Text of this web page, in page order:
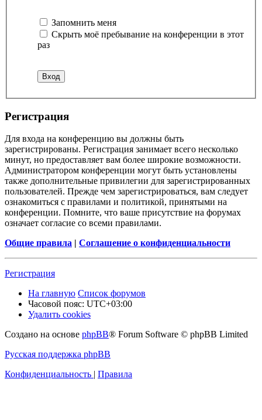
Запомнить меня
Скрыть моё пребывание на конференции в этот
раз
Регистрация
Для входа на конференцию вы должны быть
зарегистрированы. Регистрация занимает всего несколько
минут, но предоставляет вам более широкие возможности.
Администратором конференции могут быть установлены
также дополнительные привилегии для зарегистрированных
пользователей. Прежде чем зарегистрироваться, вам следует
ознакомиться с правилами и политикой, принятыми на
конференции. Помните, что ваше присутствие на форумах
означает согласие со всеми правилами.
Общие правила | Соглашение о конфиденциальности
Регистрация
На главную Список форумов
Часовой пояс: UTC+03:00
Удалить cookies
Создано на основе phpBB® Forum Software © phpBB Limited
Русская поддержка phpBB
Конфиденциальность | Правила